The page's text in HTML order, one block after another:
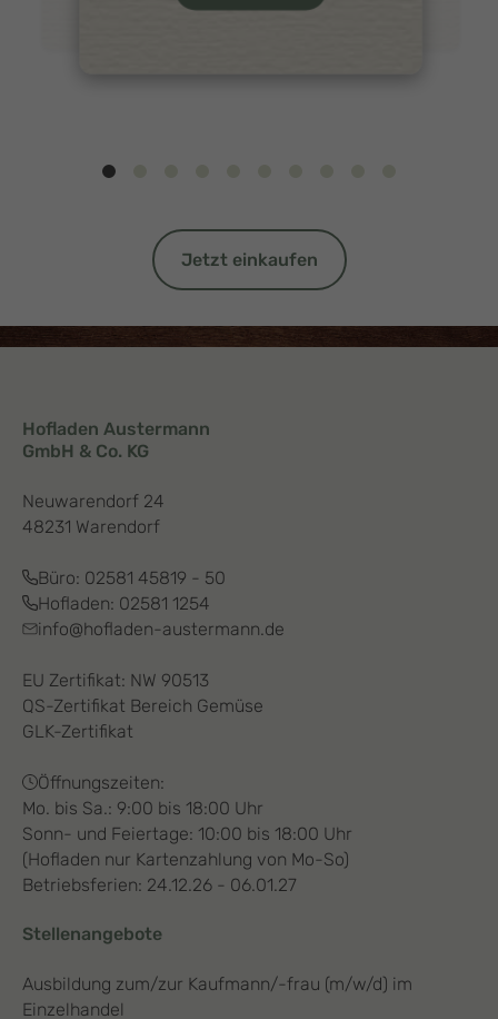
Jetzt einkaufen
Hofladen Austermann
GmbH & Co. KG
Neuwarendorf 24
48231 Warendorf
Büro: 02581 45819 - 50
Hofladen: 02581 1254
info@hofladen-austermann.de
EU Zertifikat: NW 90513
QS-Zertifikat Bereich Gemüse
GLK-Zertifikat
Öffnungszeiten:
Mo. bis Sa.: 9:00 bis 18:00 Uhr
Sonn- und Feiertage: 10:00 bis 18:00 Uhr
(Hofladen nur Kartenzahlung von Mo-So)
Betriebsferien: 24.12.26 - 06.01.27
Stellenangebote
Ausbildung zum/zur Kaufmann/-frau (m/w/d) im
Einzelhandel